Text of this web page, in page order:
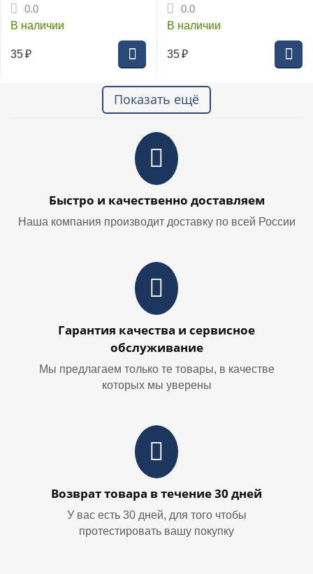
0.0
В наличии
35 ₽
0.0
В наличии
35 ₽
Показать ещё
Быстро и качественно доставляем
Наша компания производит доставку по всей России
Гарантия качества и сервисное
обслуживание
Мы предлагаем только те товары, в качестве
которых мы уверены
Возврат товара в течение 30 дней
У вас есть 30 дней, для того чтобы
протестировать вашу покупку